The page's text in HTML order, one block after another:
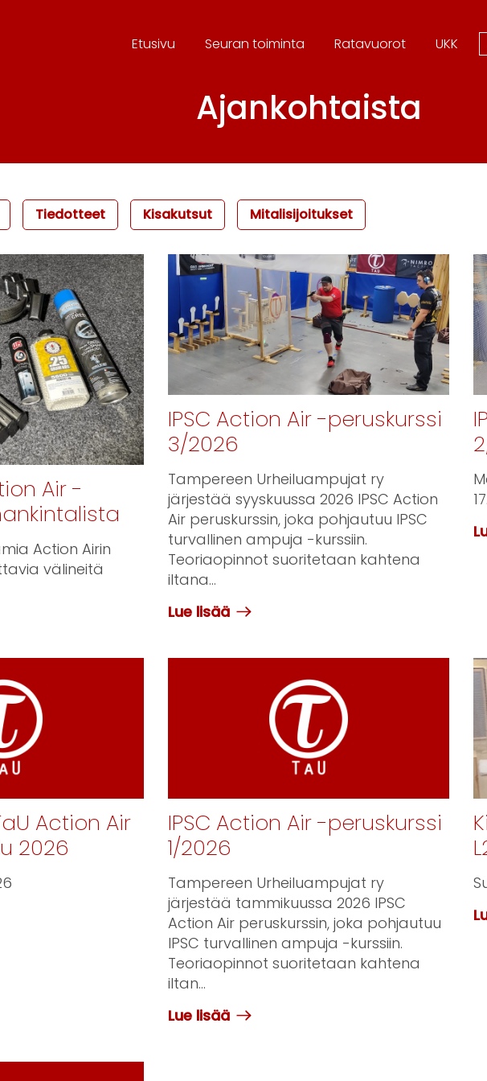
Etusivu Seuran toiminta Ratavuorot UKK
Ajankohtaista
Tiedotteet Kisakutsut Mitalisijoitukset
Air -
Action Airin
välineitä
IPSC Action Air -peruskurssi
3/2026
Tampereen Urheiluampujat ry
järjestää syyskuussa 2026 IPSC Action
Air peruskurssin, joka pohjautuu IPSC
turvallinen ampuja -kurssiin.
Teoriaopinnot suoritetaan kahtena
iltana...
Lue lisää
Action Air
2026
IPSC Action Air -peruskurssi
1/2026
Tampereen Urheiluampujat ry
järjestää tammikuussa 2026 IPSC
Action Air peruskurssin, joka pohjautuu
IPSC turvallinen ampuja -kurssiin.
Teoriaopinnot suoritetaan kahtena
iltan...
Lue lisää